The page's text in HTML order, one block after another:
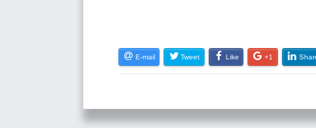
E-mail Tweet Like +1